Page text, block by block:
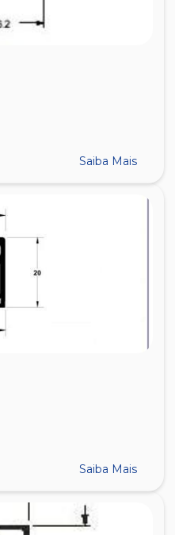
Saiba Mais
Saiba Mais